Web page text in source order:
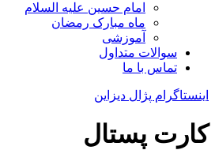
امام حسین علیه السلام
ماه مبارک رمضان
آموزشی
سوالات متداول
تماس با ما
اینستاگرام پژال دیزاین
کارت پستال